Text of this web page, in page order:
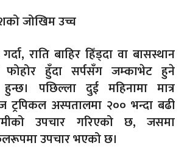
जोखिम उच्च
राति बाहिर हिँड्दा वा बासस्थान
हुँदा सर्पसँग जम्काभेट हुने
पछिल्ला दुई महिनामा मात्र
ट्रपिकल अस्पतालमा २०० भन्दा बढी
उपचार गरिएको छ, जसमा
उपचार भएको छ।